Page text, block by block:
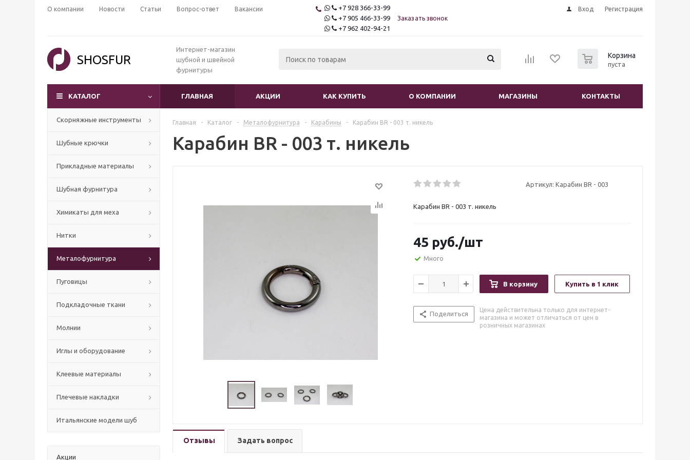
О компании Новости Статьи Вопрос-ответ Вакансии
+7 928 366-33-99
+7 905 466-33-99
+7 962 402-94-21
Заказать звонок
Вход Регистрация
SHOSFUR
Интернет-магазин
шубной и швейной
фурнитуры
Корзина
пуста
КАТАЛОГ ГЛАВНАЯ АКЦИИ КАК КУПИТЬ О КОМПАНИИ МАГАЗИНЫ КОНТАКТЫ
Скорняжные инструменты
Шубные крючки
Прикладные материалы
Шубная фурнитура
Химикаты для меха
Нитки
Mеталофурнитура
Пуговицы
Подкладочные ткани
Молнии
Иглы и оборудование
Клеевые материалы
Плечевые накладки
Итальянские модели шуб
Акции
Главная - Каталог - Mеталофурнитура - Карабины - Карабин BR - 003 т. никель
Карабин BR - 003 т. никель
Артикул: Карабин BR - 003
Карабин BR - 003 т. никель
45 руб./шт
Много
В корзину Купить в 1 клик
Поделиться
Цена действительна только для интернет-
магазина и может отличаться от цен в
розничных магазинах
Отзывы Задать вопрос